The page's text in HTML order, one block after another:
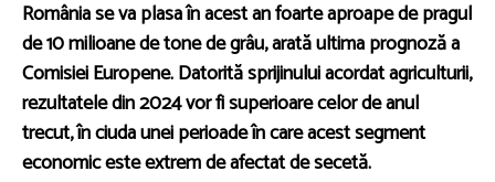
România se va plasa în acest an foarte aproape de pragul
de 10 milioane de tone de grâu, arată ultima prognoză a
Comisiei Europene. Datorită sprijinului acordat agriculturii,
rezultatele din 2024 vor fi superioare celor de anul
trecut, în ciuda unei perioade în care acest segment
economic este extrem de afectat de secetă.